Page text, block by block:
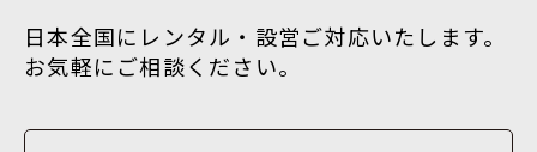
日本全国にレンタル・設営ご対応いたします。
お気軽にご相談ください。